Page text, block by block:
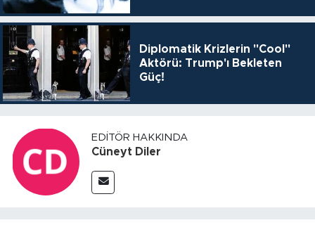
Diplomatik Krizlerin "Cool"
Aktörü: Trump'ı Bekleten
Güç!
EDITÖR HAKKINDA
Cüneyt Diler